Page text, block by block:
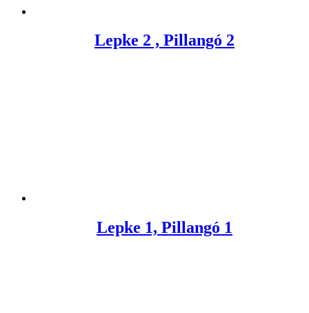
Lepke 2 , Pillangó 2
Lepke 1, Pillangó 1